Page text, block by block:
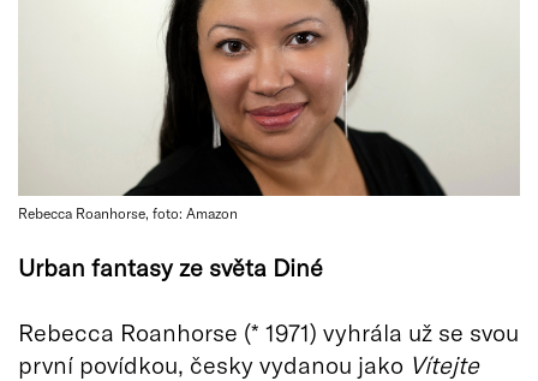
Rebecca Roanhorse, foto: Amazon
Urban fantasy ze světa Diné
Rebecca Roanhorse (* 1971) vyhrála už se svou
první povídkou, česky vydanou jako Vítejte